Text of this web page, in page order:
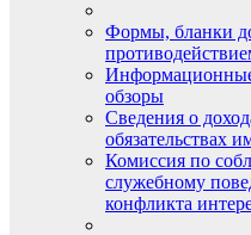
Формы, бланки
обзоры
Сведения о
обязательствах
Комиссия по
служебному
конфликта